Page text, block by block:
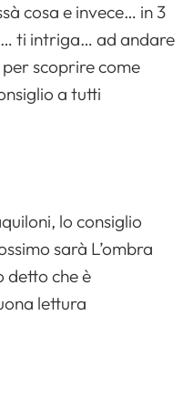
cosa e invece… in 3
ti intriga… ad andare
scoprire come
a tutti
lo consiglio
sarà L’ombra
detto che è
lettura